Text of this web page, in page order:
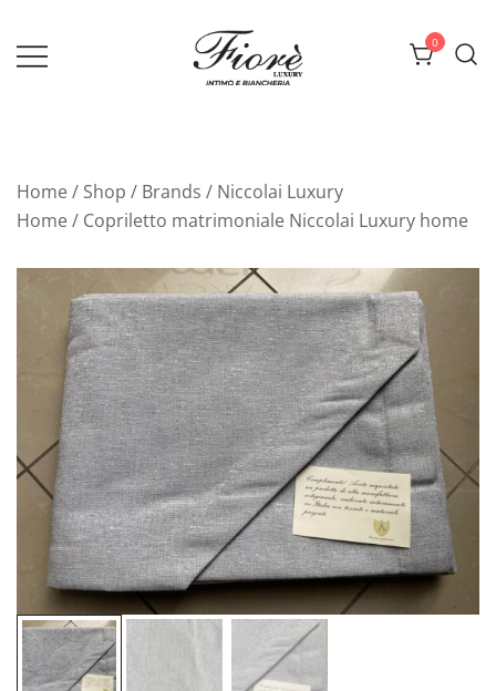
contenuto
0
Home/ Shop / Brands / Niccolai Luxury
Home/ Copriletto matrimoniale Niccolai Luxury home